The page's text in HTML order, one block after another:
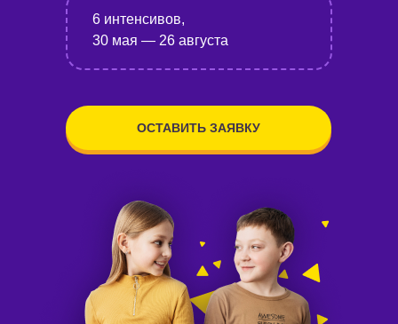
6 интенсивов,
30 мая — 26 августа
ОСТАВИТЬ ЗАЯВКУ